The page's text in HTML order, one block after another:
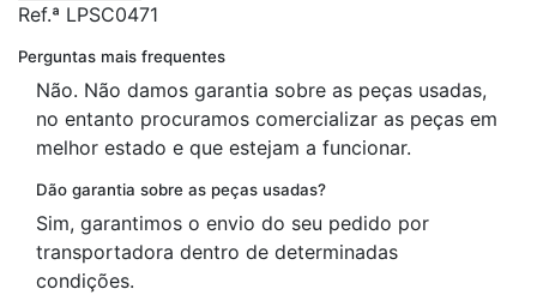
Ref.ª LPSC0471
Perguntas mais frequentes
Não. Não damos garantia sobre as peças usadas,
no entanto procuramos comercializar as peças em
melhor estado e que estejam a funcionar.
Dão garantia sobre as peças usadas?
Sim, garantimos o envio do seu pedido por
transportadora dentro de determinadas
condições.